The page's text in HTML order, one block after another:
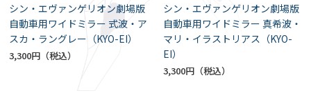
シン・エヴァンゲリオン劇場版
自動車用ワイドミラー 式波・ア
スカ・ラングレー（KYO-EI）
3,300円
シン・エヴァンゲリオン劇場版
自動車用ワイドミラー 真希波・
マリ・イラストリアス（KYO-
EI）
3,300円